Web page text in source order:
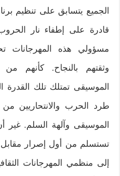
الجميع يتسابق على تنظيم
قادرة على إطفاء نار
مسؤولي هذه المهرجانات
وثقتهم بالنجاح. كأنهم
الموسيقى تمتلك تلك القدرة
طرد الحرب والانتحاريين
الموسيقى وآلهة السلم.
تستسلم من أول إصرار
إلى منظمي المهرجانات